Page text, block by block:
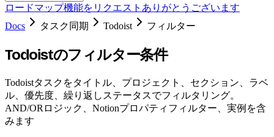
ロードマップ機能をリクエスト ありがとうございます
Docs
タスク同期 Todoist フィルター
Todoistのフィルター条件
Todoistタスクをタイトル、プロジェクト、セクション、ラベ
ル、優先度、繰り返しステータスでフィルタリング。
AND/ORロジック、Notionプロパティフィルター、実例を含
みます